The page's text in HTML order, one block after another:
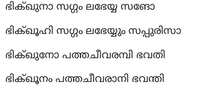
ഭിക്ഖുനാ സഗ്ഗം ലഭേയ്യ സങോ
ഭിക്ഖൂഹി സഗ്ഗം ലഭേയ്യും സപ്പുരിസാ
ഭിക്ഖുനോ പത്തചീവരമ്പി ഭവതി
ഭിക്ഖൂനം പത്തചീവരാനി ഭവന്തി